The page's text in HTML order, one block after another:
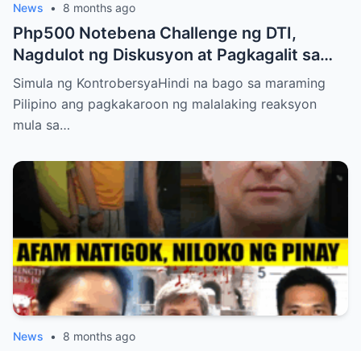
News • 8 months ago
Php500 Notebena Challenge ng DTI,
Nagdulot ng Diskusyon at Pagkagalit sa
mga Celebrities at Politicians
Simula ng KontrobersyaHindi na bago sa maraming
Pilipino ang pagkakaroon ng malalaking reaksyon
mula sa…
News • 8 months ago